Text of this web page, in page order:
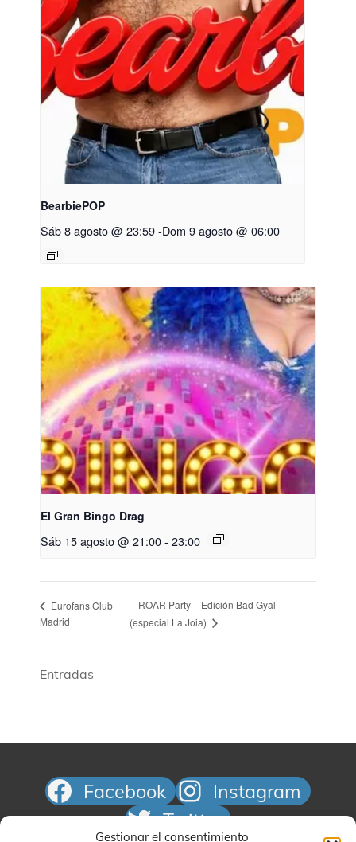
Gestionar el consentimiento
BearbiePOP
Sáb 8 agosto @ 23:59-Dom 9 agosto @ 06:00
El Gran Bingo Drag
Sáb 15 agosto @ 21:00- 23:00
Eurofans Club
Madrid
ROAR Party – Edición Bad Gyal
(especial La Joia)
Entradas
Facebook
Instagram
Twitter